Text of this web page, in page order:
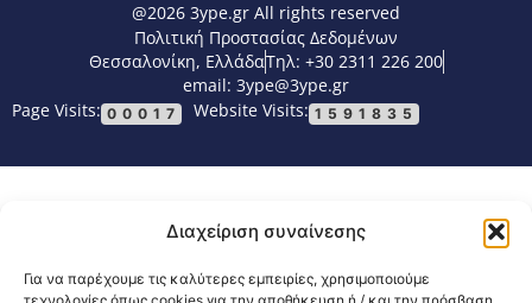
Διαχείριση συναίνεσης
Για να παρέχουμε τις καλύτερες εμπειρίες, χρησιμοποιούμε
@2026 3ype.gr All rights reserved
Πολιτική Προστασίας Δεδομένων
Θεσσαλονίκη, ΕλλάδαΤηλ: +30 2311 226 200
email: 3ype@3ype.gr
Page Visits: 00017 Website Visits: 1591835